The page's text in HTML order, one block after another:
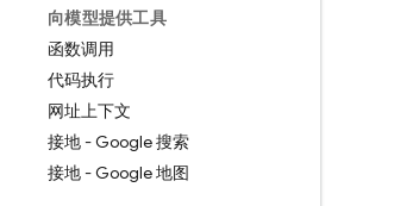
向模型提供工具
函数调用
代码执行
网址上下文
接地 - Google 搜索
接地 - Google 地图